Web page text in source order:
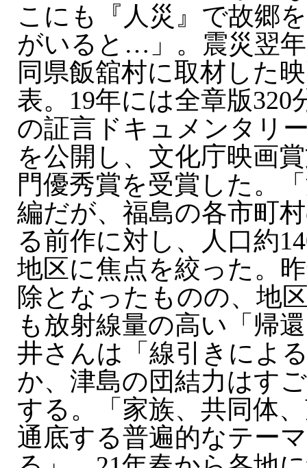
こにも『人災』で故郷
がいると…」。震災翌
同県飯舘村に取材した
表。19年には全章版320
の証言ドキュメンタリ
を公開し、文化庁映画
門優秀賞を受賞した。
編だが、福島の各市町
る前作に対し、人口約
地区に焦点を絞った。
除となったものの、地
も放射線量の高い「帰
井さんは「線引きによ
か、津島の団結力はす
する。「家族、共同体
通底する普遍的なテー